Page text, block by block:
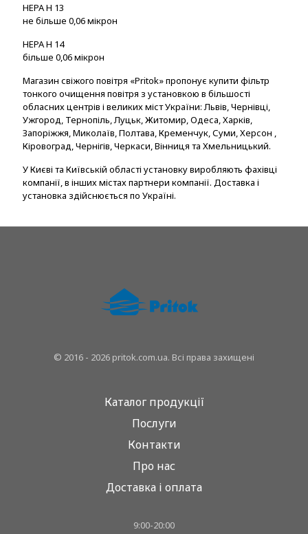
HEPA H 13
не більше 0,06 мікрон
HEPA H 14
більше 0,06 мікрон
Магазин свіжого повітря «Pritok» пропонує купити фільтр
тонкого очищення повітря з установкою в більшості
обласних центрів і великих міст України: Львів, Чернівці,
Ужгород, Тернопіль, Луцьк, Житомир, Одеса, Харків,
Запоріжжя, Миколаїв, Полтава, Кременчук, Суми, Херсон ,
Кіровоград, Чернігів, Черкаси, Вінниця та Хмельницький.
У Києві та Київській області установку виробляють фахівці
компанії, в інших містах партнери компанії. Доставка і
установка здійснюється по Україні.
© 2016 - 2026 pritok.com.ua. Всі права захищені
Каталог продукції
Послуги
Контакти
Про нас
Доставка і оплата
9:00-20:00